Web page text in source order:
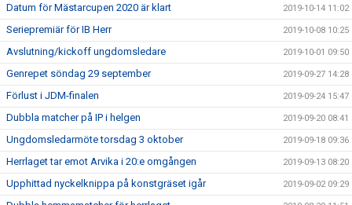
Datum för Mästarcupen 2020 är klart 2019-10-14 11:02
Seriepremiär för IB Herr 2019-10-08 10:25
Avslutning/kickoff ungdomsledare 2019-10-01 09:50
Genrepet söndag 29 september 2019-09-27 14:28
Förlust i JDM-finalen 2019-09-24 15:47
Dubbla matcher på IP i helgen 2019-09-20 08:41
Ungdomsledarmöte torsdag 3 oktober 2019-09-18 09:36
Herrlaget tar emot Arvika i 20:e omgången 2019-09-13 08:20
Upphittad nyckelknippa på konstgräset igår 2019-09-02 09:29